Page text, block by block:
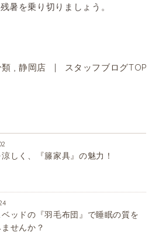
暑を乗り切りましょう。
静岡店 | スタッフブログTOP
しく、『籐家具』の魅力！
ッドの『羽毛布団』で睡眠の質を
せんか？